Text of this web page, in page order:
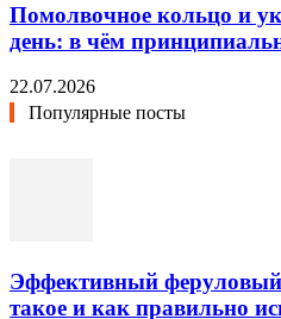
Помолвочное кольцо и
день: в чём
22.07.2026
Популярные посты
Эффективный феруловый
такое и как правильно